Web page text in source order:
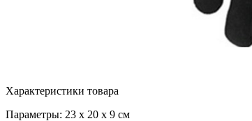
Характеристики товара
Параметры: 23 х 20 х 9 см